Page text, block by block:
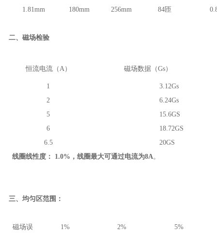
1.81mm 180mm 256mm 84匝
二、 磁场检验
恒流电流（A） 磁场数据（Gs）
1 3.12Gs
2
6.24Gs
5
15.6GS
6
18.72GS
6.5
20GS
线圈线性度：
1.0% ，线圈最大可通过电流为8A。
三、 均匀区范围：
磁场误
1% 2% 5%